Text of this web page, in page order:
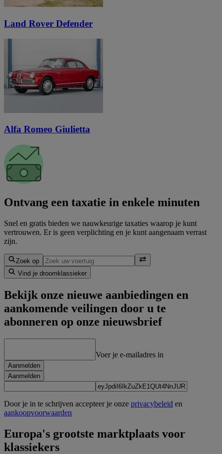
Land Rover Defender
Alfa Romeo Giulietta
Ontvang een taxatie in enkele minuten
Snel en gratis bieden we nauwkeurige taxaties waarop je kunt
vertrouwen. Er is geen verplichting en je kunt aangenaam verrast
zijn.
Zoek op
Vind je droomklassieker
Bekijk onze nieuwe aanbiedingen en
aankomende veilingen door u te
abonneren op onze nieuwsbrief
Voer je e-mailadres in
Aanmelden
Aanmelden
Door je in te schrijven accepteer je onze privacybeleid en
aankoopvoorwaarden
Europa's grootste marktplaats voor
klassiekers